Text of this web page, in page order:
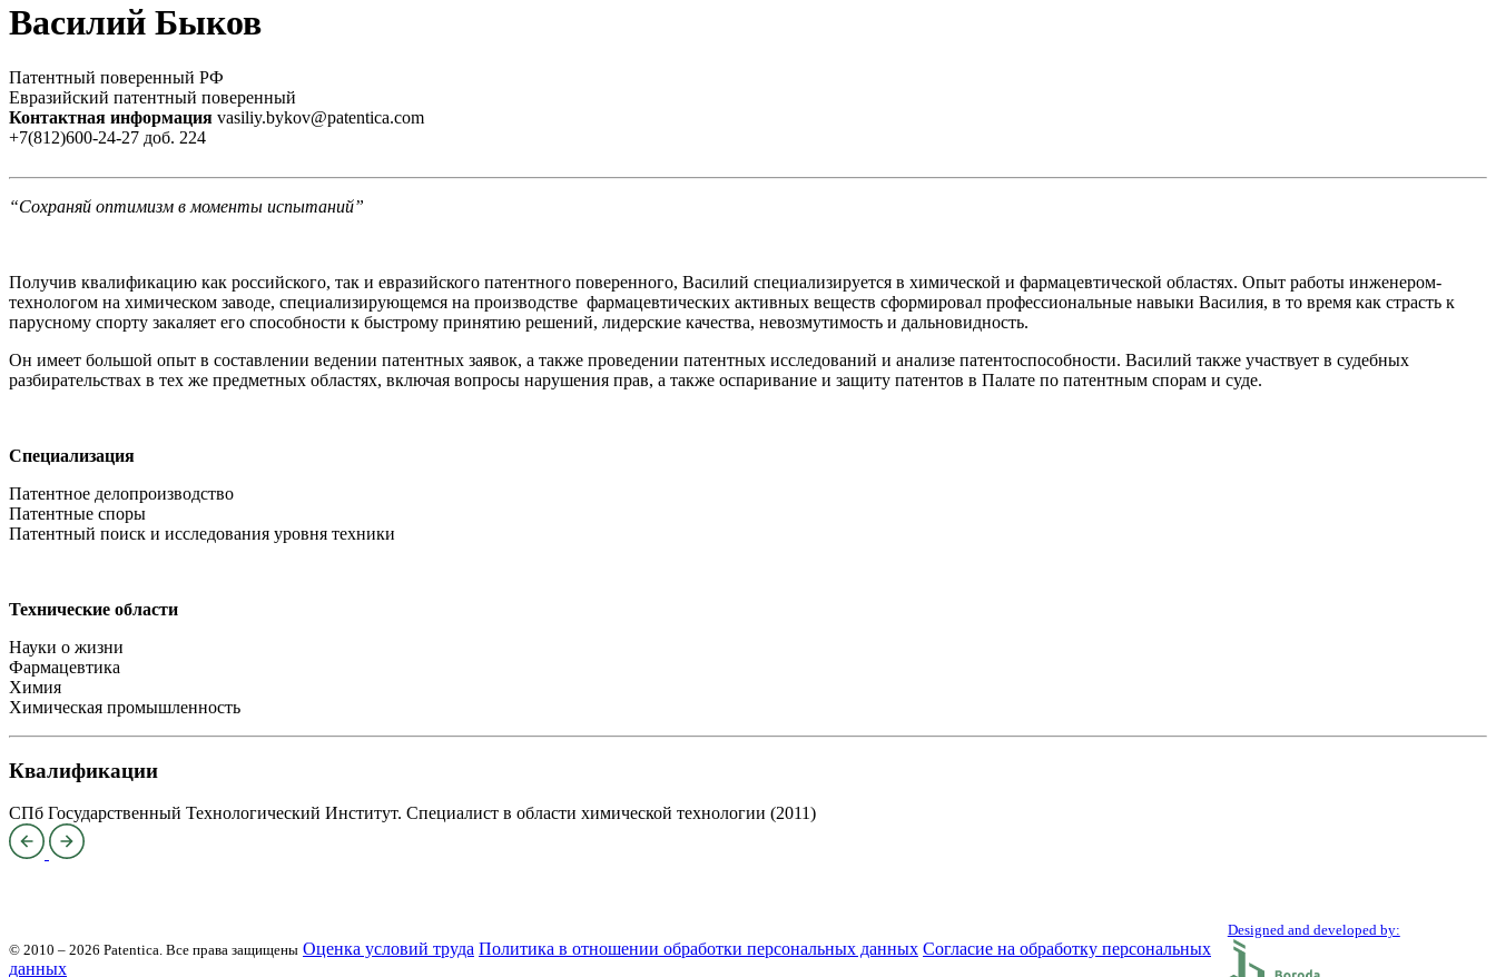
Василий Быков
Патентный поверенный РФ
Евразийский патентный поверенный
Контактная информация vasiliy.bykov@patentica.com
+7(812)600-24-27 доб. 224
“Сохраняй оптимизм в моменты испытаний”
Получив квалификацию как российского, так и евразийского патентного поверенного, Василий специализируется в химической и фармацевтической областях. Опыт работы инженером-
технологом на химическом заводе, специализирующемся на производстве фармацевтических активных веществ сформировал профессиональные навыки Василия, в то время как страсть к
парусному спорту закаляет его способности к быстрому принятию решений, лидерские качества, невозмутимость и дальновидность.
Он имеет большой опыт в составлении ведении патентных заявок, а также проведении патентных исследований и анализе патентоспособности. Василий также участвует в судебных
разбирательствах в тех же предметных областях, включая вопросы нарушения прав, а также оспаривание и защиту патентов в Палате по патентным спорам и суде.
Специализация
Патентное делопроизводство
Патентные споры
Патентный поиск и исследования уровня техники
Технические области
Науки о жизни
Фармацевтика
Химия
Химическая промышленность
Квалификации
СПб Государственный Технологический Институт. Специалист в области химической технологии (2011)
© 2010 – 2026 Patentica. Все права защищены Оценка условий труда Политика в отношении обработки персональных данных Cогласие на обработку персональных
данных
Designed and developed by: